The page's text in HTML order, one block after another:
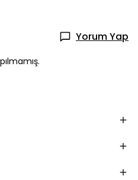
Yorum Yap